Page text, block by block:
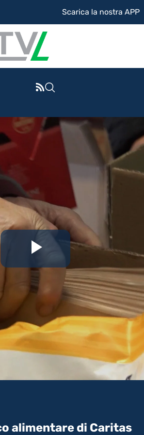
Scarica la nostra APP
il
video
alimentare di Caritas